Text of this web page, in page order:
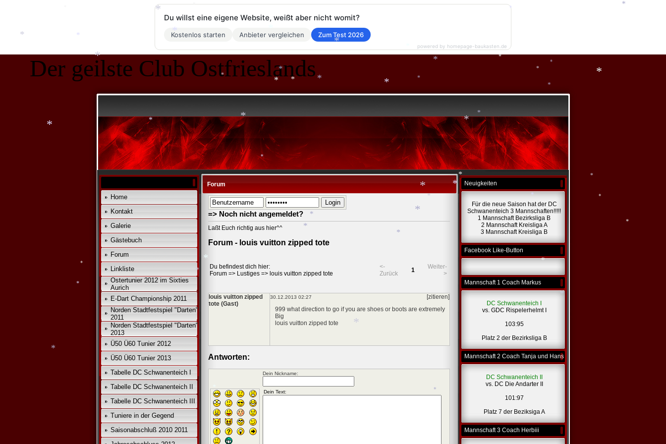
Der geilste Club Ostfrieslands
Home
Kontakt
Galerie
Gästebuch
Forum
Linkliste
Ostertunier 2012 im Sixties
Aurich
E-Dart Championship 2011
Norden Stadtfestspiel "Darten"
2011
Norden Stadtfestspiel "Darten"
2013
Ü50 Ü60 Tunier 2012
Ü50 Ü60 Tunier 2013
Tabelle DC Schwanenteich I
Tabelle DC Schwanenteich II
Tabelle DC Schwanenteich III
Tuniere in der Gegend
Saisonabschluß 2010 2011
Forum
=> Noch nicht angemeldet?
Laßt Euch richtig aus hier^^
Forum - louis vuitton zipped tote
Du befindest dich hier:
Forum => Lustiges => louis vuitton zipped tote
<-
Zurück
1
Weiter-
>
louis vuitton zipped
tote (Gast)
30.12.2013 02:27
[zitieren]
999 what direction to go if you are shoes or boots are extremely
Big
louis vuitton zipped tote
Antworten:
Dein Nickname:
Neuigkeiten
Für die neue Saison hat der DC
Schwanenteich 3 Mannschaften!!!!!
1 Mannschaft Bezirksliga B
2 Mannschaft Kreisliga A
3 Mannschaft Kreisliga B
Facebook Like-Button
Mannschaft 1 Coach Markus
DC Schwanenteich I
vs. GDC Rispelerhelmt I
103:95
Platz 2 der Bezirksliga B
Mannschaft 2 Coach Tanja und Hans
DC Schwanenteich II
vs. DC Die Andarter II
101:97
Platz 7 der Beziksiga A
Mannschaft 3 Coach Herbiii
Du willst eine eigene Website, weißt aber nicht womit?
Kostenlos starten Anbieter vergleichen Zum Test 2026
powered by homepage-baukasten.de
*
*
*
*
*
*
*
*
*
*
*
*
*
*
*
*
* *
*
*
*